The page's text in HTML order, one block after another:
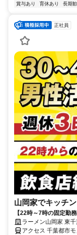
賞与あり
育休あり 長期
正社員
山岡家でキッチ
【22時～7時の固定勤
月から月収32万円！
ラーメン山岡家 東
アクセス 千葉都市